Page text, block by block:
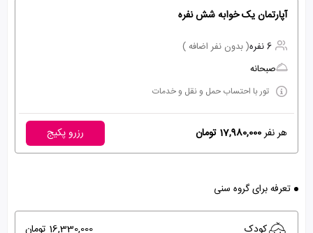
آپارتمان یک خوابه شش نفره
6 نفره
( بدون نفر اضافه )
صبحانه
تور با احتساب حمل و نقل و خدمات
هر نفر17,980,000 تومان رزرو پکیج
تعرفه برای گروه سنی
کودک 16,330,000 تومان